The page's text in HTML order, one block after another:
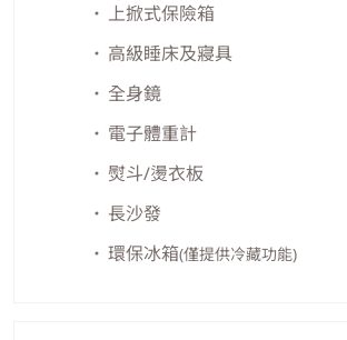
上掀式保險箱
高級睡床及寢具
全身鏡
電子體重計
熨斗/燙衣板
長沙發
環保冰箱(僅提供冷藏功能)